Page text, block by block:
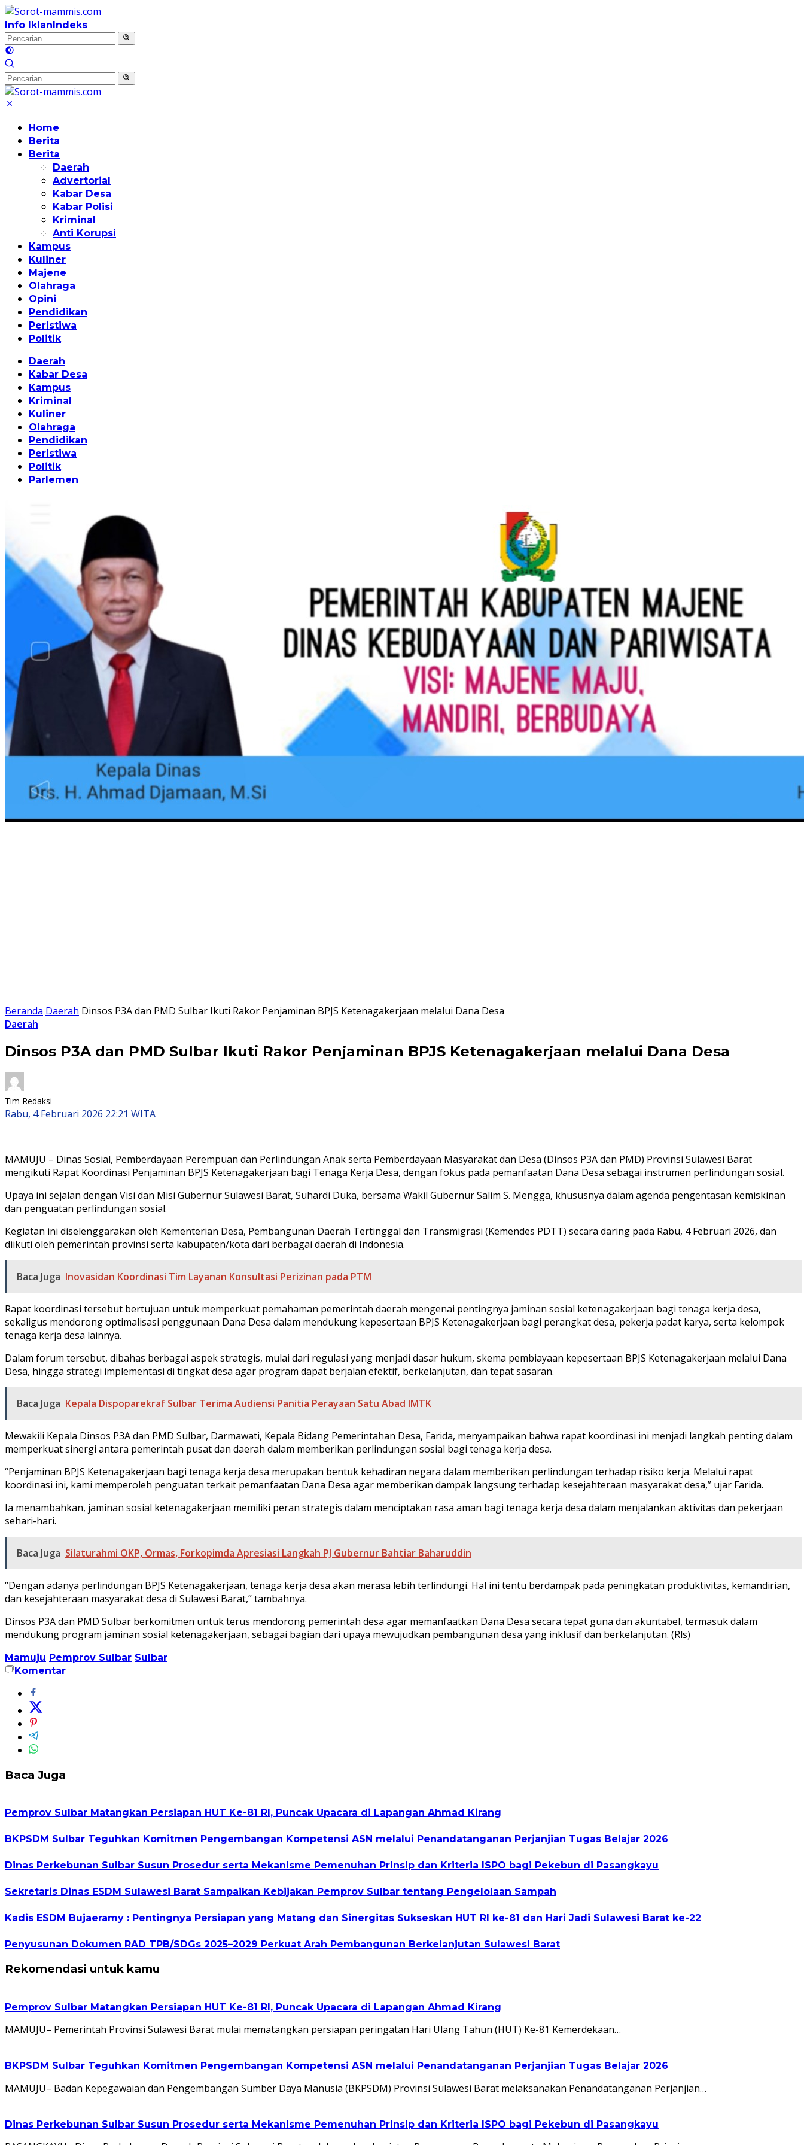
Langsung
ke
konten
Info IklanIndeks
Home
Berita
Berita
Daerah
Advertorial
Kabar Desa
Kabar Polisi
Kriminal
Anti Korupsi
Kampus
Kuliner
Majene
Olahraga
Opini
Pendidikan
Peristiwa
Politik
Daerah
Kabar Desa
Kampus
Kriminal
Kuliner
Olahraga
Pendidikan
Peristiwa
Politik
Parlemen
Beranda Daerah Dinsos P3A dan PMD Sulbar Ikuti Rakor Penjaminan BPJS Ketenagakerjaan melalui Dana Desa
Daerah
Dinsos P3A dan PMD Sulbar Ikuti Rakor Penjaminan BPJS Ketenagakerjaan melalui Dana Desa
Tim Redaksi
Rabu, 4 Februari 2026 22:21 WITA
MAMUJU – Dinas Sosial, Pemberdayaan Perempuan dan Perlindungan Anak serta Pemberdayaan Masyarakat dan Desa (Dinsos P3A dan PMD) Provinsi Sulawesi Barat
mengikuti Rapat Koordinasi Penjaminan BPJS Ketenagakerjaan bagi Tenaga Kerja Desa, dengan fokus pada pemanfaatan Dana Desa sebagai instrumen perlindungan sosial.
Upaya ini sejalan dengan Visi dan Misi Gubernur Sulawesi Barat, Suhardi Duka, bersama Wakil Gubernur Salim S. Mengga, khususnya dalam agenda pengentasan kemiskinan
dan penguatan perlindungan sosial.
Kegiatan ini diselenggarakan oleh Kementerian Desa, Pembangunan Daerah Tertinggal dan Transmigrasi (Kemendes PDTT) secara daring pada Rabu, 4 Februari 2026, dan
diikuti oleh pemerintah provinsi serta kabupaten/kota dari berbagai daerah di Indonesia.
Baca Juga Inovasidan Koordinasi Tim Layanan Konsultasi Perizinan pada PTM
Rapat koordinasi tersebut bertujuan untuk memperkuat pemahaman pemerintah daerah mengenai pentingnya jaminan sosial ketenagakerjaan bagi tenaga kerja desa,
sekaligus mendorong optimalisasi penggunaan Dana Desa dalam mendukung kepesertaan BPJS Ketenagakerjaan bagi perangkat desa, pekerja padat karya, serta kelompok
tenaga kerja desa lainnya.
Dalam forum tersebut, dibahas berbagai aspek strategis, mulai dari regulasi yang menjadi dasar hukum, skema pembiayaan kepesertaan BPJS Ketenagakerjaan melalui Dana
Desa, hingga strategi implementasi di tingkat desa agar program dapat berjalan efektif, berkelanjutan, dan tepat sasaran.
Baca Juga Kepala Dispoparekraf Sulbar Terima Audiensi Panitia Perayaan Satu Abad IMTK
Mewakili Kepala Dinsos P3A dan PMD Sulbar, Darmawati, Kepala Bidang Pemerintahan Desa, Farida, menyampaikan bahwa rapat koordinasi ini menjadi langkah penting dalam
memperkuat sinergi antara pemerintah pusat dan daerah dalam memberikan perlindungan sosial bagi tenaga kerja desa.
“Penjaminan BPJS Ketenagakerjaan bagi tenaga kerja desa merupakan bentuk kehadiran negara dalam memberikan perlindungan terhadap risiko kerja. Melalui rapat
koordinasi ini, kami memperoleh penguatan terkait pemanfaatan Dana Desa agar memberikan dampak langsung terhadap kesejahteraan masyarakat desa,” ujar Farida.
Ia menambahkan, jaminan sosial ketenagakerjaan memiliki peran strategis dalam menciptakan rasa aman bagi tenaga kerja desa dalam menjalankan aktivitas dan pekerjaan
sehari-hari.
Baca Juga Silaturahmi OKP, Ormas, Forkopimda Apresiasi Langkah PJ Gubernur Bahtiar Baharuddin
“Dengan adanya perlindungan BPJS Ketenagakerjaan, tenaga kerja desa akan merasa lebih terlindungi. Hal ini tentu berdampak pada peningkatan produktivitas, kemandirian,
dan kesejahteraan masyarakat desa di Sulawesi Barat,” tambahnya.
Dinsos P3A dan PMD Sulbar berkomitmen untuk terus mendorong pemerintah desa agar memanfaatkan Dana Desa secara tepat guna dan akuntabel, termasuk dalam
mendukung program jaminan sosial ketenagakerjaan, sebagai bagian dari upaya mewujudkan pembangunan desa yang inklusif dan berkelanjutan. (Rls)
Mamuju Pemprov Sulbar Sulbar
Komentar
Baca Juga
Pemprov Sulbar Matangkan Persiapan HUT Ke-81 RI, Puncak Upacara di Lapangan Ahmad Kirang
BKPSDM Sulbar Teguhkan Komitmen Pengembangan Kompetensi ASN melalui Penandatanganan Perjanjian Tugas Belajar 2026
Dinas Perkebunan Sulbar Susun Prosedur serta Mekanisme Pemenuhan Prinsip dan Kriteria ISPO bagi Pekebun di Pasangkayu
Sekretaris Dinas ESDM Sulawesi Barat Sampaikan Kebijakan Pemprov Sulbar tentang Pengelolaan Sampah
Kadis ESDM Bujaeramy : Pentingnya Persiapan yang Matang dan Sinergitas Sukseskan HUT RI ke-81 dan Hari Jadi Sulawesi Barat ke-22
Penyusunan Dokumen RAD TPB/SDGs 2025–2029 Perkuat Arah Pembangunan Berkelanjutan Sulawesi Barat
Rekomendasi untuk kamu
Pemprov Sulbar Matangkan Persiapan HUT Ke-81 RI, Puncak Upacara di Lapangan Ahmad Kirang
MAMUJU– Pemerintah Provinsi Sulawesi Barat mulai mematangkan persiapan peringatan Hari Ulang Tahun (HUT) Ke-81 Kemerdekaan…
BKPSDM Sulbar Teguhkan Komitmen Pengembangan Kompetensi ASN melalui Penandatanganan Perjanjian Tugas Belajar 2026
MAMUJU– Badan Kepegawaian dan Pengembangan Sumber Daya Manusia (BKPSDM) Provinsi Sulawesi Barat melaksanakan Penandatanganan Perjanjian…
Dinas Perkebunan Sulbar Susun Prosedur serta Mekanisme Pemenuhan Prinsip dan Kriteria ISPO bagi Pekebun di Pasangkayu